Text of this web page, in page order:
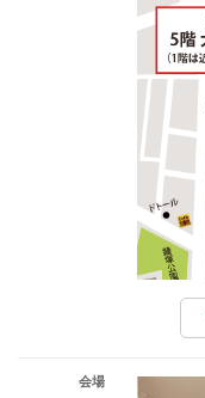
会場